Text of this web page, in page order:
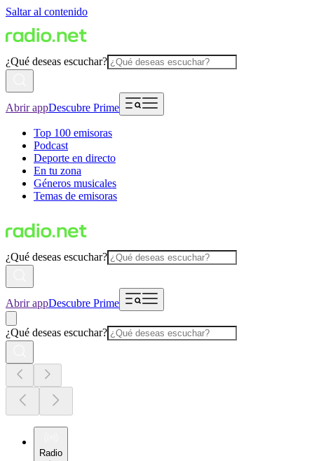
Saltar al contenido
¿Qué deseas escuchar?
Abrir appDescubre Prime
Top 100 emisoras
Podcast
Deporte en directo
En tu zona
Géneros musicales
Temas de emisoras
¿Qué deseas escuchar?
Abrir appDescubre Prime
¿Qué deseas escuchar?
Radio